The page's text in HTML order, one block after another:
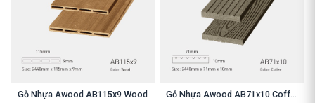
Gỗ Nhựa Awood AB115x9 Wood Gỗ Nhựa Awood AB71x10 Coffee